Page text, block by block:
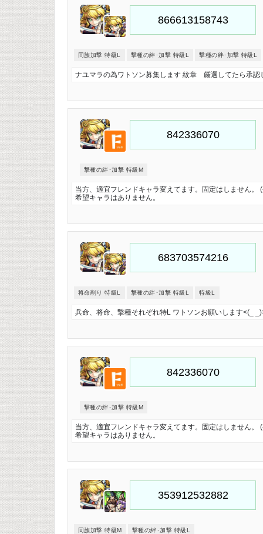
同族加撃 特級L 撃種の絆･加撃 特級L 撃種の絆･加撃 特級L
ナユマラの為ワトソン募集します 紋章 厳選してたら承認
撃種の絆･加撃 特級M
当方、適宜フレンドキャラ変えてます。固定はしません
希望キャラはありません。
将命削り 特級L 撃種の絆･加撃 特級L 特級L
兵命、将命、撃種それぞれ特L ワトソンお願いします<(_
撃種の絆･加撃 特級M
当方、適宜フレンドキャラ変えてます。固定はしません
希望キャラはありません。
同族加撃 特級M 撃種の絆･加撃 特級L